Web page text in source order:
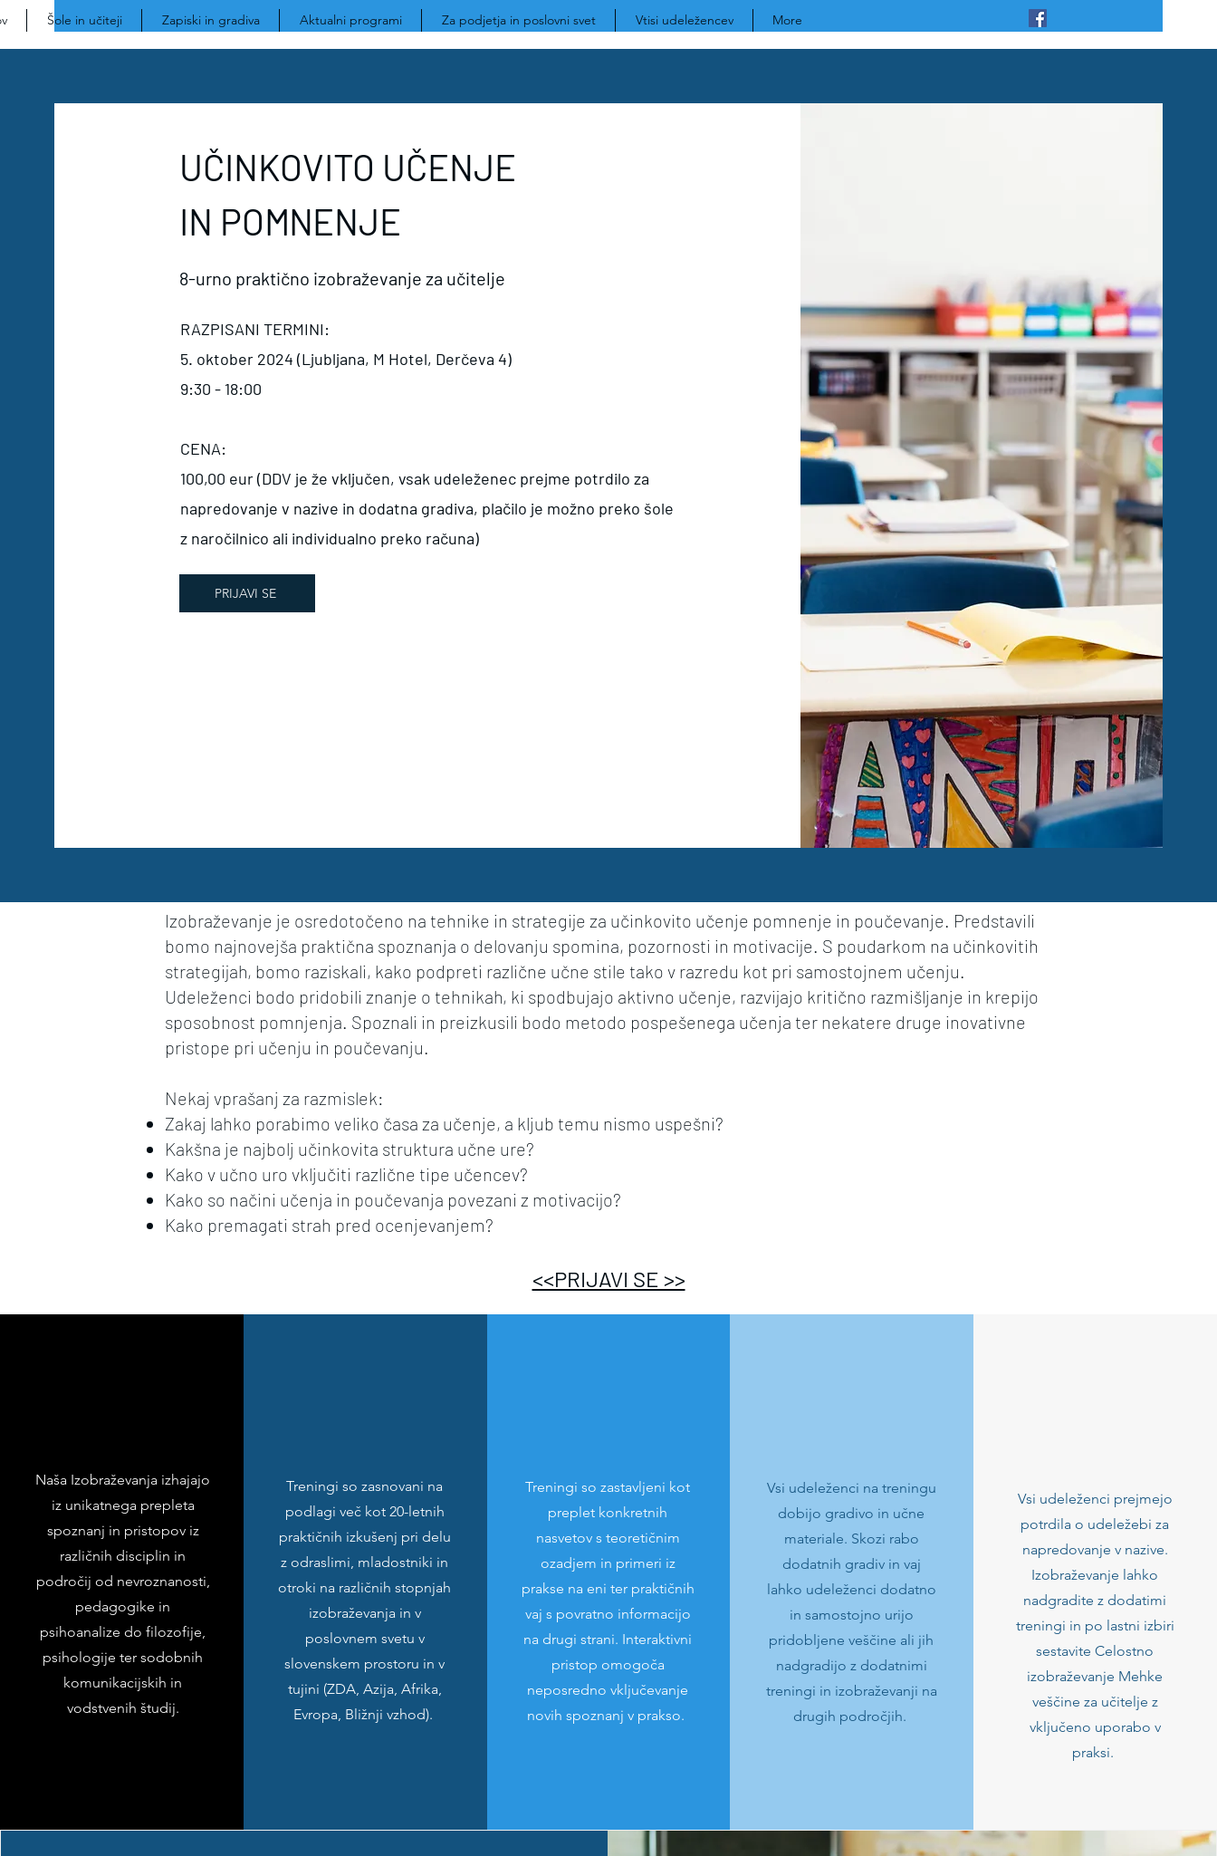
Šole in učiteji Zapiski in gradiva Aktualni programi Za podjetja in poslovni svet Vtisi udeležencev More
UČINKOVITO UČENJE
IN POMNENJE
8-urno praktično izobraževanje za učitelje
RAZPISANI TERMINI:
5. oktober 2024 (Ljubljana, M Hotel, Derčeva 4)
9:30 - 18:00
CENA:
100,00 eur (DDV je že vključen, vsak udeleženec prejme potrdilo za
napredovanje v nazive in dodatna gradiva, plačilo je možno preko šole
z naročilnico ali individualno preko računa)
PRIJAVI SE
Izobraževanje je osredotočeno na tehnike in strategije za učinkovito učenje pomnenje in poučevanje. Predstavili
bomo najnovejša praktična spoznanja o delovanju spomina, pozornosti in motivacije. S poudarkom na učinkovitih
strategijah, bomo raziskali, kako podpreti različne učne stile tako v razredu kot pri samostojnem učenju.
Udeleženci bodo pridobili znanje o tehnikah, ki spodbujajo aktivno učenje, razvijajo kritično razmišljanje in krepijo
sposobnost pomnjenja. Spoznali in preizkusili bodo metodo pospešenega učenja ter nekatere druge inovativne
pristope pri učenju in poučevanju.
Nekaj vprašanj za razmislek:
Zakaj lahko porabimo veliko časa za učenje, a kljub temu nismo uspešni?
Kakšna je najbolj učinkovita struktura učne ure?
Kako v učno uro vključiti različne tipe učencev?
Kako so načini učenja in poučevanja povezani z motivacijo?
Kako premagati strah pred ocenjevanjem?
<<PRIJAVI SE >>
Naša Izobraževanja izhajajo
iz unikatnega prepleta
spoznanj in pristopov iz
različnih disciplin in
področij od nevroznanosti,
pedagogike in
psihoanalize do filozofije,
psihologije ter sodobnih
komunikacijskih in
vodstvenih študij.
Treningi so zasnovani na
podlagi več kot 20-letnih
praktičnih izkušenj pri delu
z odraslimi, mladostniki in
otroki na različnih stopnjah
izobraževanja in v
poslovnem svetu v
slovenskem prostoru in v
tujini (ZDA, Azija, Afrika,
Evropa, Bližnji vzhod).
Treningi so zastavljeni kot
preplet konkretnih
nasvetov s teoretičnim
ozadjem in primeri iz
prakse na eni ter praktičnih
vaj s povratno informacijo
na drugi strani. Interaktivni
pristop omogoča
neposredno vključevanje
novih spoznanj v prakso.
Vsi udeleženci na treningu
dobijo gradivo in učne
materiale. Skozi rabo
dodatnih gradiv in vaj
lahko udeleženci dodatno
in samostojno urijo
pridobljene veščine ali jih
nadgradijo z dodatnimi
treningi in izobraževanji na
drugih področjih.
Vsi udeleženci prejmejo
potrdila o udeležebi za
napredovanje v nazive.
Izobraževanje lahko
nadgradite z dodatimi
treningi in po lastni izbiri
sestavite Celostno
izobraževanje Mehke
veščine za učitelje z
vključeno uporabo v
praksi.